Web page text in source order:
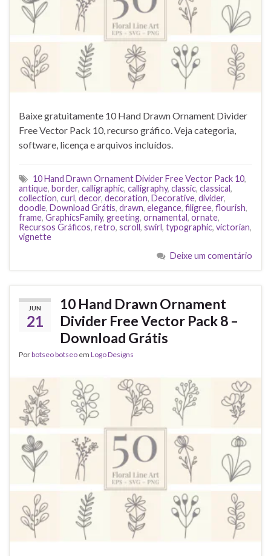
Baixe gratuitamente 10 Hand Drawn Ornament Divider
Free Vector Pack 10, recurso gráfico. Veja categoria,
software, licença e arquivos incluídos.
10 Hand Drawn Ornament Divider Free Vector Pack 10,
antique, border, calligraphic, calligraphy, classic, classical,
collection, curl, decor, decoration, Decorative, divider,
doodle, Download Grátis, drawn, elegance, filigree, flourish,
frame, GraphicsFamily, greeting, ornamental, ornate,
Recursos Gráficos, retro, scroll, swirl, typographic, victorian,
vignette
Deixe um comentário
JUN
21
10 Hand Drawn Ornament
Divider Free Vector Pack 8 –
Download Grátis
Porbotseo botseo em Logo Designs